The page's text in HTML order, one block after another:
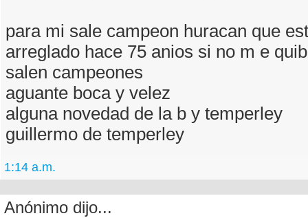
para mi sale campeon huracan que
arreglado hace 75 anios si no m e
salen campeones
aguante boca y velez
alguna novedad de la b y temperley
guillermo de temperley
1:14 a.m.
Anónimo dijo...